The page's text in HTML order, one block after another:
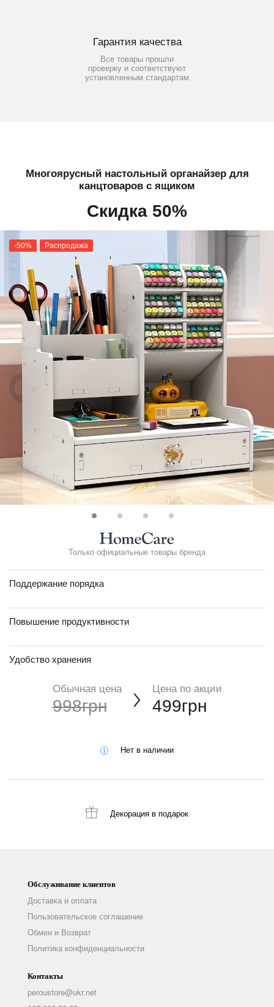
Гарантия качества
Все товары прошли
проверку и соответствуют
установленным стандартам
Многоярусный настольный органайзер для
канцтоваров с ящиком
Скидка 50%
-50% Распродажа
Только официальные товары бренда
Поддержание порядка
Повышение продуктивности
Удобство хранения
Обычная цена
998грн
Цена по акции
499грн
Нет в наличии
Декорация в подарок
Обслуживание клиентов
Доставка и оплата
Пользовательское соглашение
Обмен и Возврат
Политика конфиденциальности
Контакты
peroustore@ukr.net